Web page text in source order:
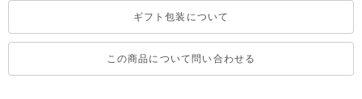
ギフト包装について
この商品について問い合わせる